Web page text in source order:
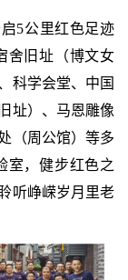
5公里红色足迹
舍旧址（博文女
科学会堂、中国
址）、马恩雕像
（周公馆）等多
室，健步红色之
听峥嵘岁月里老